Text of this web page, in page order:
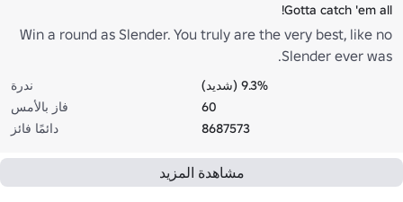
Gotta catch 'em all!
Win a round as Slender. You truly are the very best, like no
Slender ever was.
ندرة
9.3% (شديد)
فاز بالأمس
60
دائمًا فائز
8687573
مشاهدة المزيد